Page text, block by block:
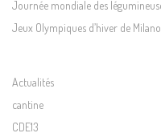
Journée mondiale des
Jeux Olympiques d’hiver de
Actualités
cantine
CDE13